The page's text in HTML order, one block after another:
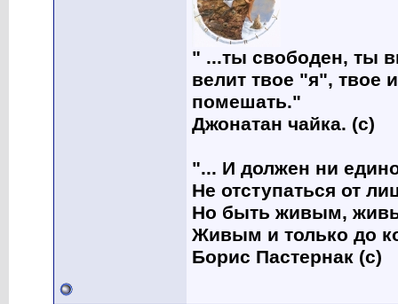
" ...ты свободен, ты
велит твое "я", твое
помешать."
Джонатан чайка. (с)
"... И должен ни
Не отступаться от
Но быть живым,
Живым и только до
Борис Пастернак (с)